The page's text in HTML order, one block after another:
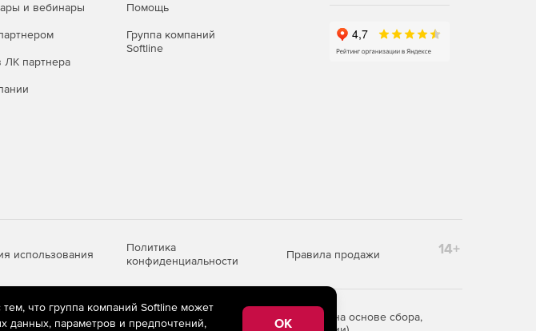
и вебинары
ЛК партнера
Помощь
Группа компаний
Softline
использования
Политика
конфиденциальности
Правила продажи 14+
(информационные технологии предоставления информации на основе сбора,
что группа компаний Softline может
данных, параметров и предпочтений, OK